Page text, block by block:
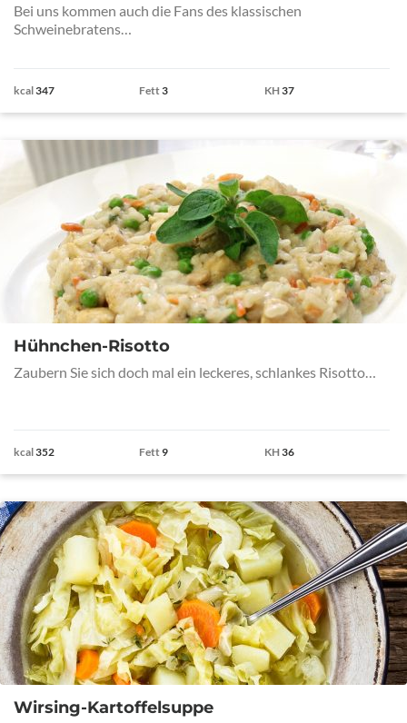
Bei uns kommen auch die Fans des klassischen
Schweinebratens…
kcal347 Fett3 KH37
Hühnchen-Risotto
Zaubern Sie sich doch mal ein leckeres, schlankes Risotto…
kcal352 Fett9 KH36
Wirsing-Kartoffelsuppe